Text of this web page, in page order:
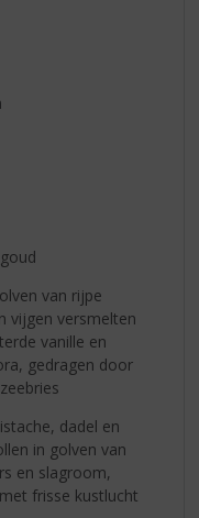
van rijpe
vijgen versmelten
vanille en
gedragen door
dadel en
in golven van
en slagroom,
frisse kustlucht